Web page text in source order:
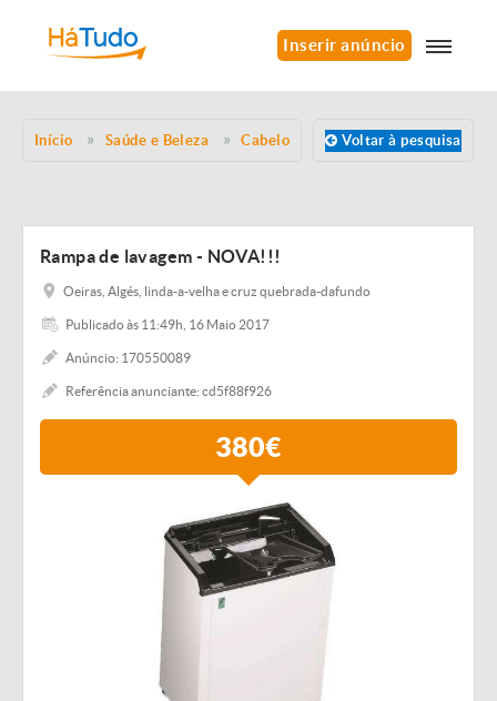
Inserir anúncio
Início Saúde e Beleza Cabelo Voltar à pesquisa
Rampa de lavagem - NOVA!!!
Oeiras, Algés, linda-a-velha e cruz quebrada-dafundo
Publicado às 11:49h, 16 Maio 2017
Anúncio: 170550089
Referência anunciante: cd5f88f926
380€